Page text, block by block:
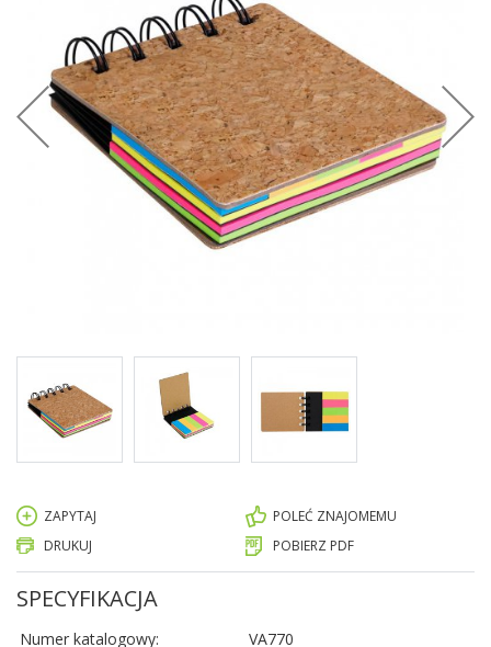
ZAPYTAJ
POLEĆ ZNAJOMEMU
DRUKUJ
POBIERZ PDF
SPECYFIKACJA
Numer katalogowy:
VA770